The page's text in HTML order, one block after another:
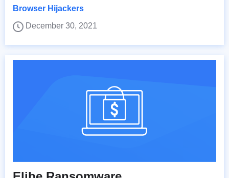
Browser Hijackers
December 30, 2021